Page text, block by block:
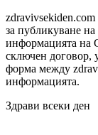
zdravivsekiden.com
за публикуване
информацията на
сключен договор,
форма между
информацията.
Здрави всеки ден